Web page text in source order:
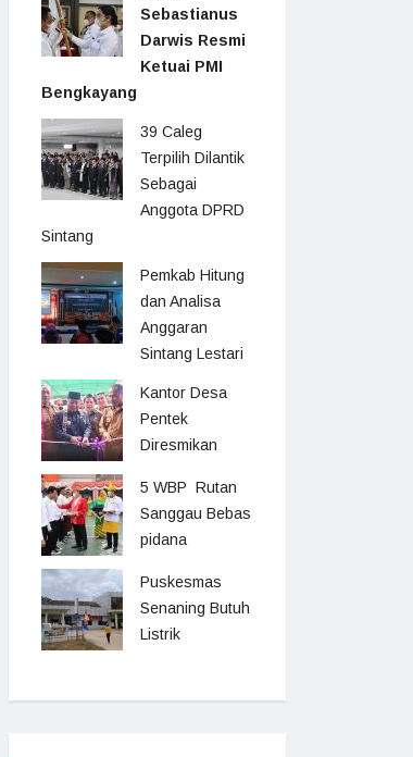
Sebastianus
Darwis Resmi
Ketuai PMI
Bengkayang
39 Caleg
Terpilih Dilantik
Sebagai
Anggota DPRD
Sintang
Pemkab Hitung
dan Analisa
Anggaran
Sintang Lestari
Kantor Desa
Pentek
Diresmikan
5 WBP Rutan
Sanggau Bebas
pidana
Puskesmas
Senaning Butuh
Listrik